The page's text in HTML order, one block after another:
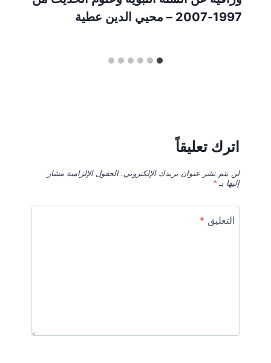
1997-2007 – محيي الدين عطية
اترك تعليقاً
لن يتم نشر عنوان بريدك الإلكتروني. الحقول الإلزامية مشار
إليها بـ*
التعليق *